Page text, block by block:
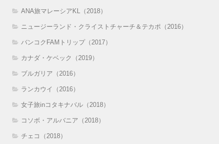
ANA旅マレーシアKL（2018）
ニュージーランド・クライストチャーチ＆テカポ（2016）
バンコクFAMトリップ（2017）
カナダ・ケベック（2019）
ブルガリア（2016）
ランカウイ（2016）
女子旅inコタキナバル（2018）
コソボ・アルバニア（2018）
チェコ（2018）